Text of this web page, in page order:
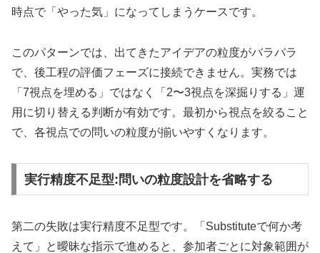
時点で「やった気」になってしまうケースです。
このパターンでは、出てきたアイデアの粒度がバラバラ
で、後工程の評価フェーズに接続できません。実務では
「7視点を埋める」ではなく「2〜3視点を深掘りする」運
用に切り替える判断が有効です。最初から視点を絞ること
で、各視点での問いの粒度が揃いやすくなります。
実行精度不足型:問いの粒度設計を省略する
第二の失敗は実行精度不足型です。「Substituteで何か考
えて」と曖昧な指示で進めると、参加者ごとに対象範囲が